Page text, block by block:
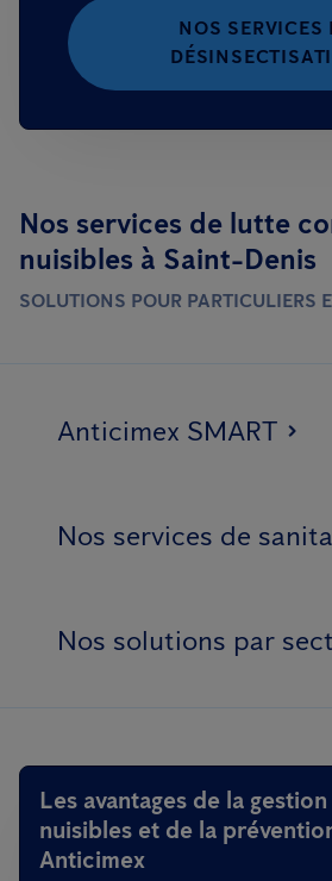
NOS SERVICES
Nos services de lutte
nuisibles à Saint-Denis
SOLUTIONS POUR PARTICULIERS
Anticimex SMART
Nos services de
Nos solutions par
Les avantages de la
nuisibles et de la
Anticimex